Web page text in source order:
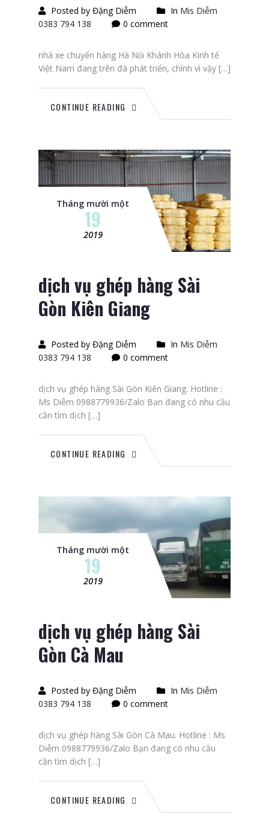
Posted by Đặng Diễm In Mis Diễm
0383 794 138
0 comment
nhà xe chuyển hàng Hà Nội Khánh Hòa Kinh tế
Việt Nam đang trên đà phát triển, chính vì vậy […]
CONTINUE READING
Tháng mười một
19
2019
dịch vụ ghép hàng Sài
Gòn Kiên Giang
Posted by Đặng Diễm In Mis Diễm
0383 794 138
0 comment
dịch vụ ghép hàng Sài Gòn Kiên Giang. Hotline :
Ms Diễm 0988779936/Zalo Bạn đang có nhu cầu
cần tìm dịch […]
CONTINUE READING
Tháng mười một
19
2019
dịch vụ ghép hàng Sài
Gòn Cà Mau
Posted by Đặng Diễm In Mis Diễm
0383 794 138
0 comment
dịch vụ ghép hàng Sài Gòn Cà Mau. Hotline : Ms
Diễm 0988779936/Zalo Bạn đang có nhu cầu
cần tìm dịch […]
CONTINUE READING